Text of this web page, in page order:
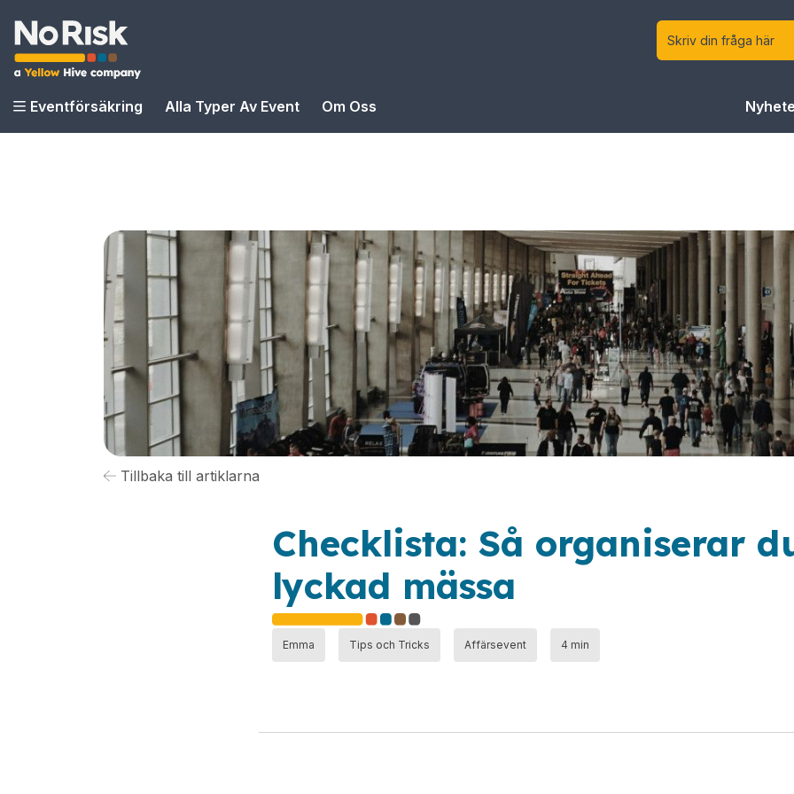
Eventförsäkring Alla Typer Av Event Om Oss
Tillbaka till artiklarna
Checklista: Så organiserar
lyckad mässa
Emma Tips och Tricks Affärsevent 4 min